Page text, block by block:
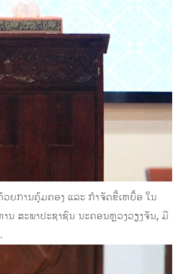
ວຍການຄຸ້ມຄອງ ແລະ ກໍາຈັດຂີ້ເຫຍື້ອ ໃນ
ານ ສະພາປະຊາຊົນ ນະຄອນຫຼວງວຽງຈັນ, ມີ